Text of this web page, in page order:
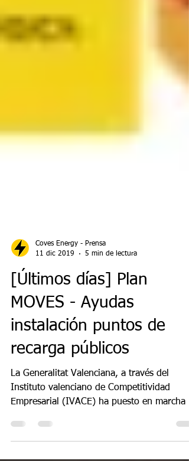
Coves Energy - Prensa
11 dic 2019
5 min de lectura
[Últimos días] Plan
MOVES - Ayudas
instalación puntos de
recarga públicos
La Generalitat Valenciana, a través del
Instituto valenciano de Competitividad